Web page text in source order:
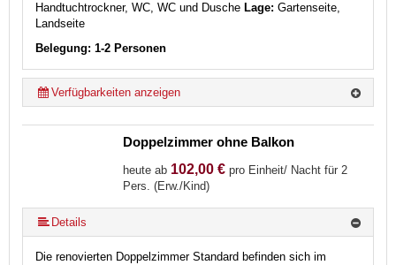
Handtuchtrockner, WC, WC und Dusche Lage: Gartenseite,
Landseite
Belegung: 1-2 Personen
Verfügbarkeiten anzeigen
Doppelzimmer ohne Balkon
heute ab 102,00 € pro Einheit/ Nacht für 2
Pers. (Erw./Kind)
Details
Die renovierten Doppelzimmer Standard befinden sich im